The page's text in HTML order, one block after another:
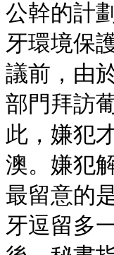
公幹的計
牙環境保
議前，由
部門拜訪
此，嫌犯
澳。嫌犯
最留意的
牙逗留多